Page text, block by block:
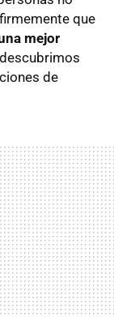
que
mejor
de